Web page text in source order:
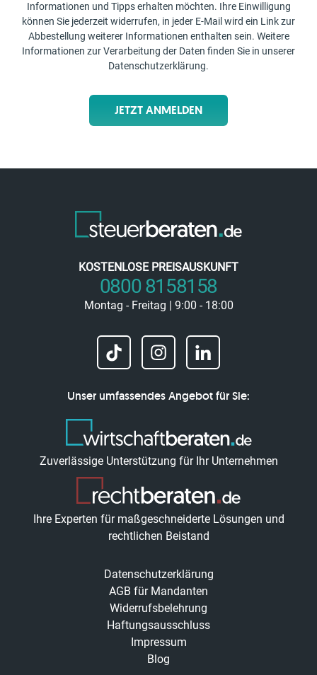
Informationen und Tipps erhalten möchten. Ihre Einwilligung
können Sie jederzeit widerrufen, in jeder E-Mail wird ein Link zur
Abbestellung weiterer Informationen enthalten sein. Weitere
Informationen zur Verarbeitung der Daten finden Sie in unserer
Datenschutzerklärung.
JETZT ANMELDEN
KOSTENLOSE PREISAUSKUNFT
0800 8158158
Montag - Freitag | 9:00 - 18:00
Unser umfassendes Angebot für Sie:
Zuverlässige Unterstützung für Ihr Unternehmen
Ihre Experten für maßgeschneiderte Lösungen und
rechtlichen Beistand
Datenschutzerklärung
AGB für Mandanten
Widerrufsbelehrung
Haftungsausschluss
Impressum
Blog